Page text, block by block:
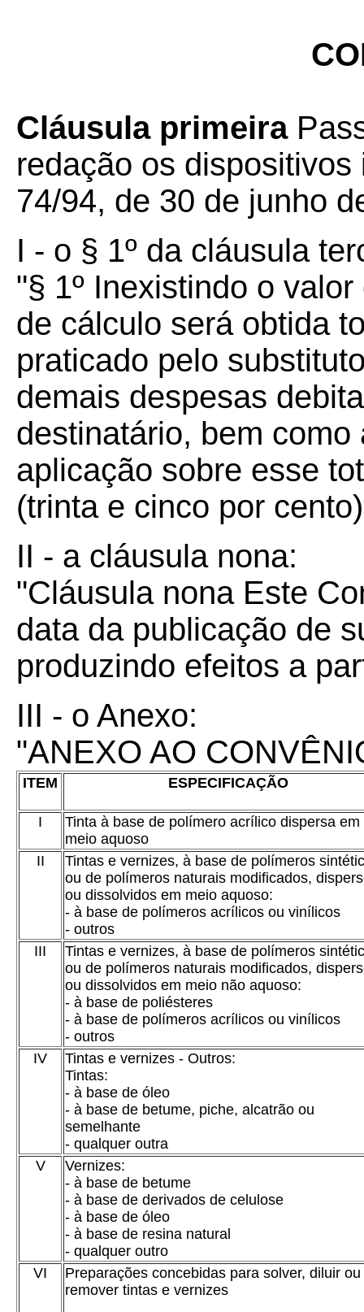
Cláusula primeira
redação os
74/94, de 30 de junho
I - o § 1º da cláusula
"§ 1º Inexistindo o
de cálculo será obtida
praticado pelo
demais despesas
destinatário, bem
aplicação sobre esse
(trinta e cinco por
II - a cláusula nona:
"Cláusula nona Este
data da publicação de
produzindo efeitos a
III - o Anexo:
"ANEXO AO
ITEM ESPECIFICAÇÃO
I
Tinta à base de polímero acrílico dispersa em
meio aquoso
II
Tintas e vernizes, à base de polímeros
ou de polímeros naturais modificados,
ou dissolvidos em meio aquoso:
- à base de polímeros acrílicos ou vinílicos
- outros
III
Tintas e vernizes, à base de polímeros
ou de polímeros naturais modificados,
ou dissolvidos em meio não aquoso:
- à base de poliésteres
- à base de polímeros acrílicos ou vinílicos
- outros
IV
Tintas e vernizes - Outros:
Tintas:
- à base de óleo
- à base de betume, piche, alcatrão ou
semelhante
- qualquer outra
V
Vernizes:
- à base de betume
- à base de derivados de celulose
- à base de óleo
- à base de resina natural
- qualquer outro
VI
Preparações concebidas para solver, diluir ou
remover tintas e vernizes